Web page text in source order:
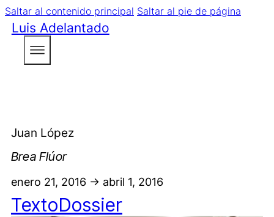
Saltar al contenido principal Saltar al pie de página
Luis Adelantado
Juan López
Brea Flúor
enero 21, 2016 -> abril 1, 2016
TextoDossier